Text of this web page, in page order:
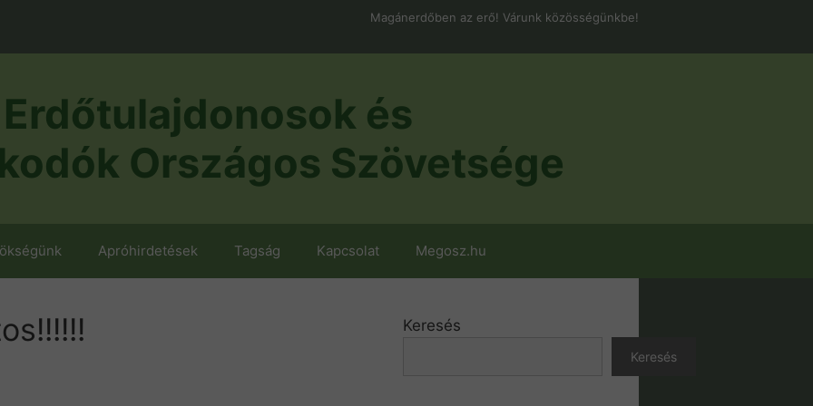
Magánerdőben az erő! Várunk közösségünkbe!
és
Országos Szövetsége
Apróhirdetések Tagság Kapcsolat Megosz.hu
Keresés
Keresés